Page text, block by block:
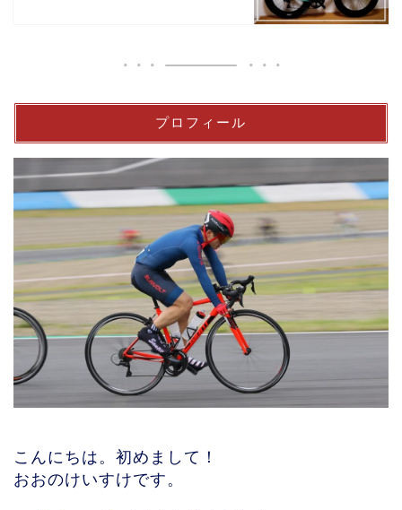
プロフィール
こんにちは。初めまして！
おおのけいすけです。